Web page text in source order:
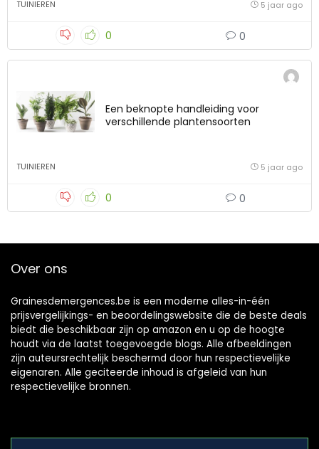
TUINIEREN 5 jaar ago
0 0
Een beknopte handleiding voor
verschillende plantensoorten
TUINIEREN 5 jaar ago
0 0
Over ons
Grainesdemergences.be is een moderne alles-in-één
prijsvergelijkings- en beoordelingswebsite die de beste deals
biedt die beschikbaar zijn op amazon en u op de hoogte
houdt via de laatst toegevoegde blogs. Alle afbeeldingen
zijn auteursrechtelijk beschermd door hun respectievelijke
eigenaren. Alle geciteerde inhoud is afgeleid van hun
respectievelijke bronnen.